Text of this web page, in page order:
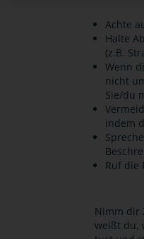
Achte
Halte
(z.B.
Wenn
nicht
Sie/du
indem
Ruf die
Nimm dir
weißt du,